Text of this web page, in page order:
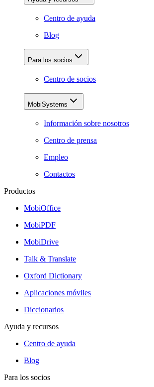
Centro de ayuda
Blog
Para los socios
Centro de socios
MobiSystems
Información sobre nosotros
Centro de prensa
Empleo
Contactos
Productos
MobiOffice
MobiPDF
MobiDrive
Talk & Translate
Oxford Dictionary
Aplicaciones móviles
Diccionarios
Ayuda y recursos
Centro de ayuda
Blog
Para los socios